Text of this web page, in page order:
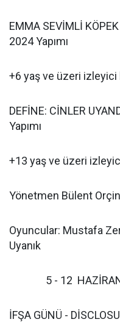
EMMA SEVİMLİ
2024 Yapımı
+6 yaş ve üzeri
DEFİNE: CİNLER
Yapımı
+13 yaş ve üzeri
Yönetmen Bülent Orçin
Oyuncular: Mustafa
Uyanık
5 - 12 HAZİRAN
İFŞA GÜNÜ -